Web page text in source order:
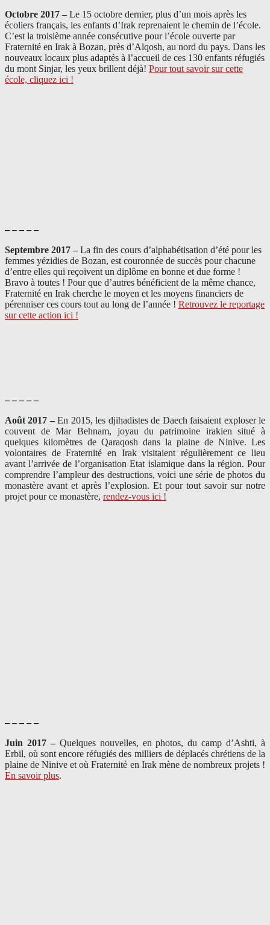
Octobre 2017 – Le 15 octobre dernier, plus d’un mois après les
écoliers français, les enfants d’Irak reprenaient le chemin de l’école.
C’est la troisième année consécutive pour l’école ouverte par
Fraternité en Irak à Bozan, près d’Alqosh, au nord du pays. Dans les
nouveaux locaux plus adaptés à l’accueil de ces 130 enfants réfugiés
du mont Sinjar, les yeux brillent déjà! Pour tout savoir sur cette
école, cliquez ici !
– – – – –
Septembre 2017 – La fin des cours d’alphabétisation d’été pour les
femmes yézidies de Bozan, est couronnée de succès pour chacune
d’entre elles qui reçoivent un diplôme en bonne et due forme !
Bravo à toutes ! Pour que d’autres bénéficient de la même chance,
Fraternité en Irak cherche le moyen et les moyens financiers de
pérenniser ces cours tout au long de l’année ! Retrouvez le reportage
sur cette action ici !
– – – – –
Août 2017 –En 2015, les djihadistes de Daech faisaient exploser le
couvent de Mar Behnam, joyau du patrimoine irakien situé à
quelques kilomètres de Qaraqosh dans la plaine de Ninive. Les
volontaires de Fraternité en Irak visitaient régulièrement ce lieu
avant l’arrivée de l’organisation Etat islamique dans la région. Pour
comprendre l’ampleur des destructions, voici une série de photos du
monastère avant et après l’explosion. Et pour tout savoir sur notre
projet pour ce monastère, rendez-vous ici !
– – – – –
Juin 2017 – Quelques nouvelles, en photos, du camp d’Ashti, à
Erbil, où sont encore réfugiés des milliers de déplacés chrétiens de la
plaine de Ninive et où Fraternité en Irak mène de nombreux projets !
En savoir plus.